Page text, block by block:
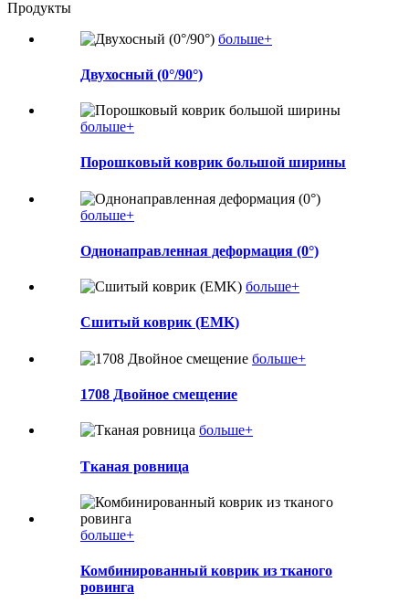
Продукты
больше+
Двухосный (0°/90°)
больше+
Порошковый коврик большой ширины
больше+
Однонаправленная деформация (0°)
больше+
Сшитый коврик (EMK)
больше+
1708 Двойное смещение
больше+
Тканая ровница
больше+
Комбинированный коврик из тканого
ровинга